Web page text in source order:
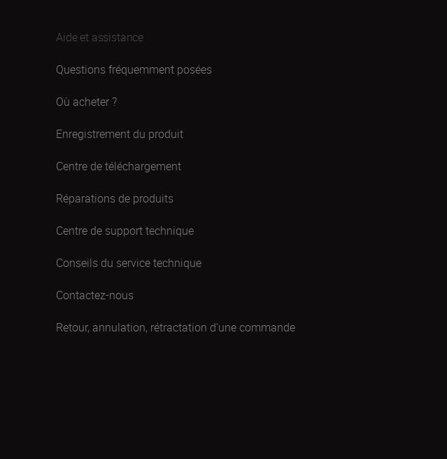
Aide et assistance
Questions fréquemment posées
Où acheter ?
Enregistrement du produit
Centre de téléchargement
Réparations de produits
Centre de support technique
Conseils du service technique
Contactez-nous
Retour, annulation, rétractation d’une commande